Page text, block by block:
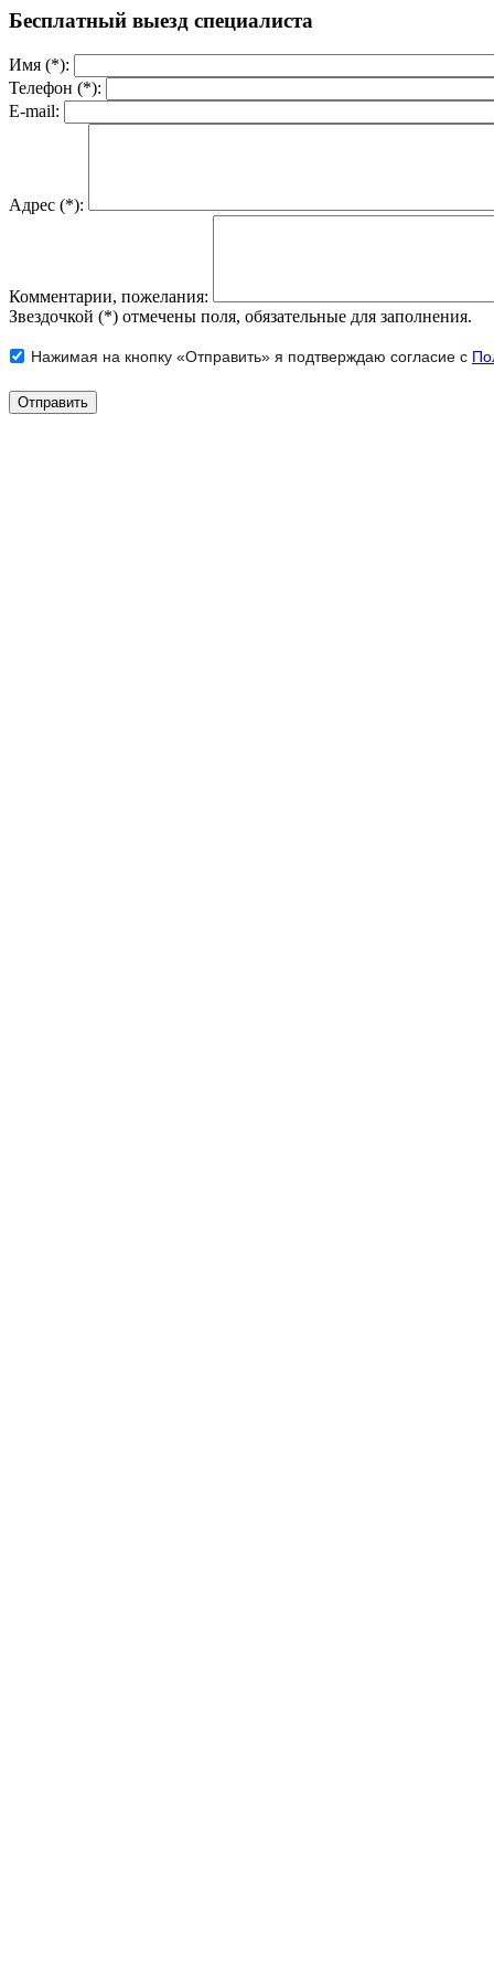
Бесплатный выезд специалиста
Имя (*):
Телефон (*):
E-mail:
Адрес (*):
Комментарии, пожелания:
Звездочкой (*) отмечены поля, обязательные для заполнения.
Нажимая на кнопку «Отправить» я подтверждаю согласие с